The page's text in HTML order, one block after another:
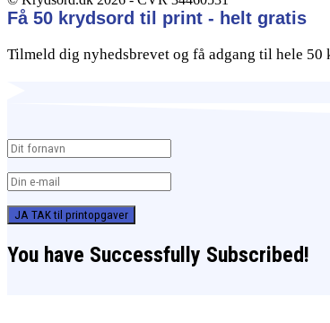
Få 50 krydsord til print - helt gratis
Tilmeld dig nyhedsbrevet og få adgang til hele
JA TAK til printopgaver
You have Successfully Subscribed!